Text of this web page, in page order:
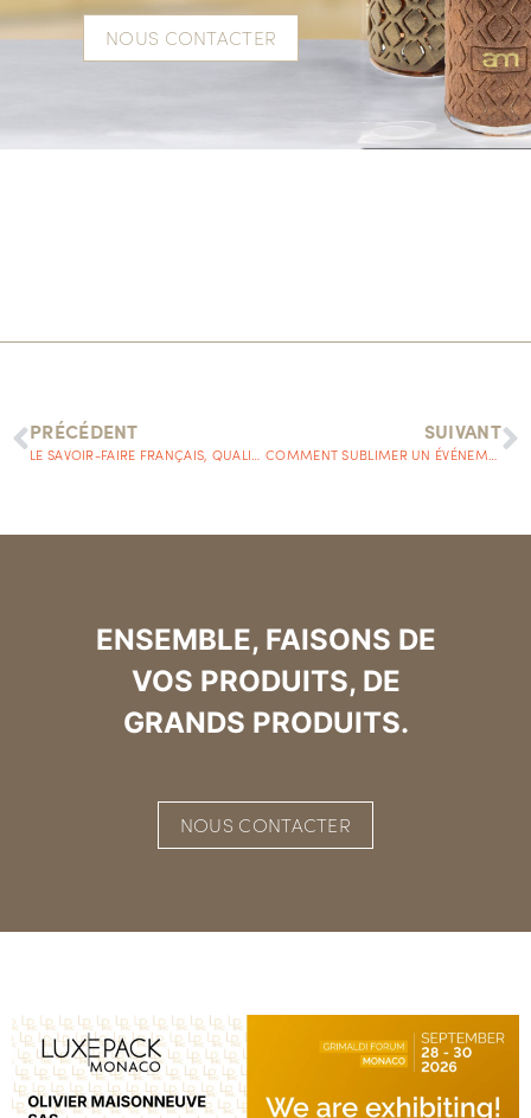
NOUS CONTACTER
PRÉCÉDENT SUIVANT
ENSEMBLE, FAISONS DE
VOS PRODUITS, DE
GRANDS PRODUITS.
NOUS CONTACTER